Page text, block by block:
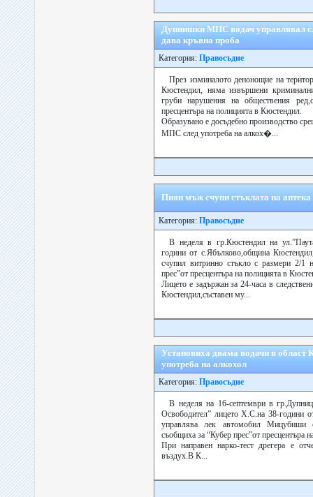
Дупнишки МПС водач управлявал
дава кръвна проба
Категория: Правосъдие
През изминалото денонощие на
Кюстендил, няма извършени
груби нарушения на обществения
пресцентъра на полицията в Кюстендил.
Образувано е досъдебно производство
МПС след употреба на алкох�...
Пиян мъж счупи стъклата на
Категория: Правосъдие
В неделя в гр.Кюстендил на
години от с.Ябълково,община
счупил витринно стъкло с размери 2/1
прес”от пресцентъра на полицията в
Лицето е задържан за 24-часа в
Кюстендил,съставен му...
Установиха двама водачи в област
употреба на алкохол
Категория: Правосъдие
В неделя на 16-септември в
Освободител” лицето Х.С.на 38-години
управлява лек автомобил Мицубиши
съобщиха за “Кубер прес”от пресцентъра
При направен нарко-тест дрегера е
въздух.В К...